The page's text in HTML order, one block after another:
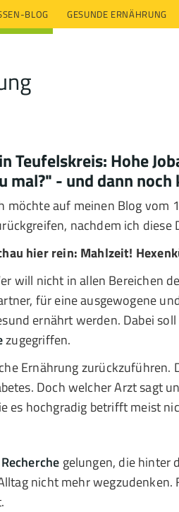
BLOG GESUNDE ERNÄHRUNG
Teufelskreis: Hohe
mal?" - und dann noch
möchte auf meinen Blog vom
nachdem ich diese
hier rein: Mahlzeit!
will nicht in allen Bereichen
für eine ausgewogene
ernährt werden. Dabei
zugegriffen.
Ernährung zurückzuführen.
Doch welcher Arzt sagt
es hochgradig betrifft meist
gelungen, die hinter
nicht mehr wegzudenken.